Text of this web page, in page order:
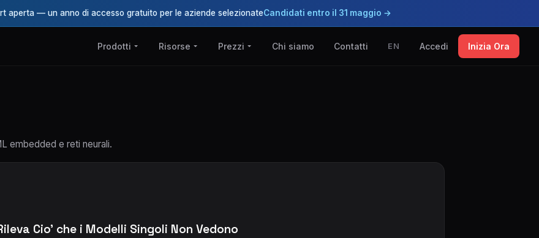
aperta — un anno di accesso gratuito per le aziende selezionateCandidati entro il 31 maggio →
Prodotti Risorse Prezzi Chi siamo Contatti EN Accedi Inizia Ora
embedded e reti neurali.
Cio' che i Modelli Singoli Non Vedono